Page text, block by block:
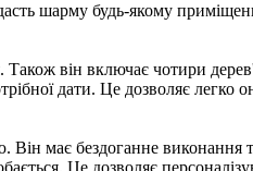
шарму будь-якому
він включає чотири
дати. Це дозволяє
має бездоганне